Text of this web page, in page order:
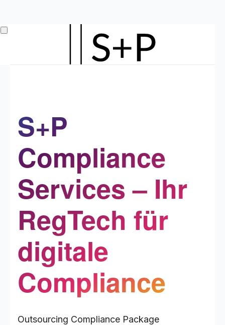
S+P
Compliance
Services – Ihr
RegTech für
digitale
Compliance
Outsourcing Compliance Package